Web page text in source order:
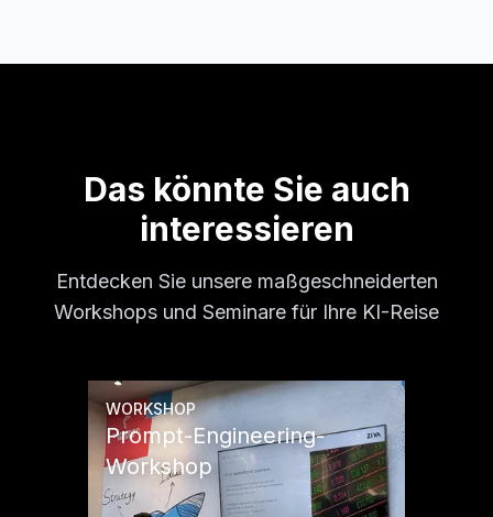
Das könnte Sie auch
interessieren
Entdecken Sie unsere maßgeschneiderten
Workshops und Seminare für Ihre KI-Reise
WORKSHOP
Prompt-Engineering-
Workshop